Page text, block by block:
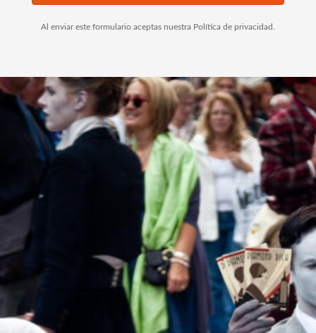
Al enviar este formulario aceptas nuestra Política de privacidad.